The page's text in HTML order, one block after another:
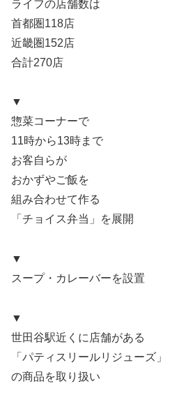
ライフの店舗数は
首都圏118店
近畿圏152店
合計270店
▼
惣菜コーナーで
11時から13時まで
お客自らが
おかずやご飯を
組み合わせて作る
「チョイス弁当」を展開
▼
スープ・カレーバーを設置
▼
世田谷駅近くに店舗がある
「パティスリールリジューズ」
の商品を取り扱い